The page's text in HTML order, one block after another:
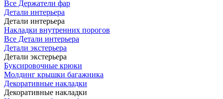
Все Держатели фар
Детали интерьера
Детали интерьера
Накладки внутренних порогов
Все Детали интерьера
Детали экстерьера
Детали экстерьера
Буксировочные крюки
Молдинг крышки багажника
Декоративные накладки
Декоративные накладки